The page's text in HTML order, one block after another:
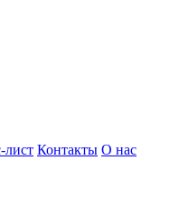
лист Контакты О нас